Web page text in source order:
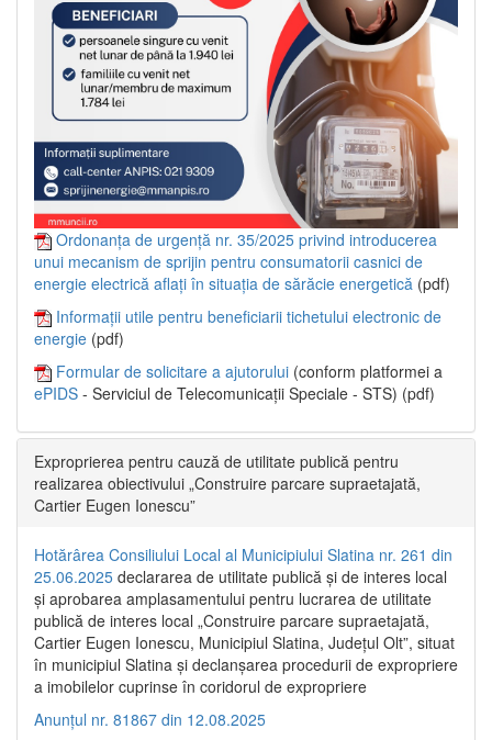
Ordonanța de urgență nr. 35/2025 privind introducerea
unui mecanism de sprijin pentru consumatorii casnici de
energie electrică aflați în situația de sărăcie energetică (pdf)
Informații utile pentru beneficiarii tichetului electronic de
energie (pdf)
Formular de solicitare a ajutorului (conform platformei a
ePIDS - Serviciul de Telecomunicații Speciale - STS) (pdf)
Exproprierea pentru cauză de utilitate publică pentru
realizarea obiectivului „Construire parcare supraetajată,
Cartier Eugen Ionescu”
Hotărârea Consiliului Local al Municipiului Slatina nr. 261 din
25.06.2025 declararea de utilitate publică și de interes local
și aprobarea amplasamentului pentru lucrarea de utilitate
publică de interes local „Construire parcare supraetajată,
Cartier Eugen Ionescu, Municipiul Slatina, Județul Olt”, situat
în municipiul Slatina și declanșarea procedurii de expropriere
a imobilelor cuprinse în coridorul de expropriere
Anunțul nr. 81867 din 12.08.2025